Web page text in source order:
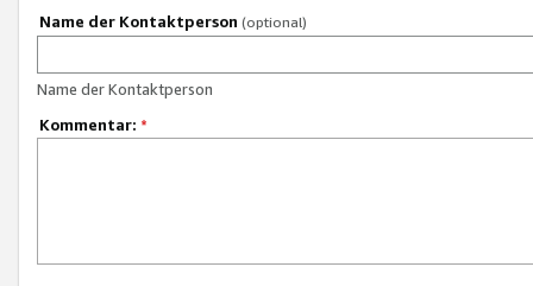
Name der Kontaktperson (optional)
Name der Kontaktperson
Kommentar: *